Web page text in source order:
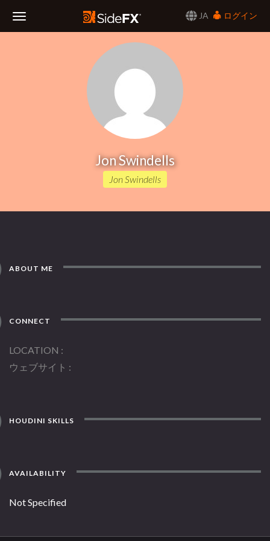
JA
ログイン
Jon Swindells
Jon Swindells
ABOUT ME
CONNECT
LOCATION
ウェブサイト
HOUDINI SKILLS
AVAILABILITY
Not Specified